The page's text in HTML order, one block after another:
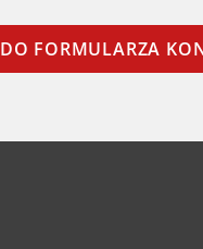
DO FORMULARZA